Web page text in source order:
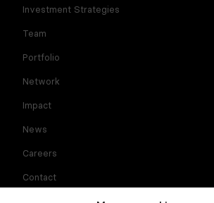
adresse e-mail vous consentez à
données à caractère personnel et sur vos
Investment Strategies
Team
Portfolio
Network
Impact
News
Careers
Contact